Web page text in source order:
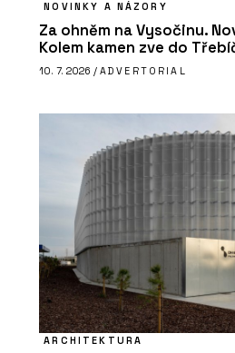
NOVINKY A NÁZORY
Za ohněm na Vysočinu.
Kolem kamen zve do
10. 7. 2026 / ADVERTORIAL
ARCHITEKTURA